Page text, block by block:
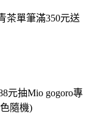
茶單筆滿350元送
元抽Mio gogoro專
隨機)